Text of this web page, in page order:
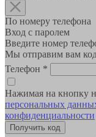
По номеру телефона
Вход с паролем
Введите номер
Мы отправим вам
Телефон *
Нажимая на кнопку
персональных
конфиденциальности